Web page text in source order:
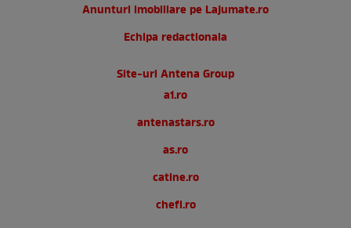
Anunturi imobiliare pe Lajumate.ro
Echipa redactionala
Site-uri Antena Group
a1.ro
antenastars.ro
as.ro
catine.ro
chefi.ro